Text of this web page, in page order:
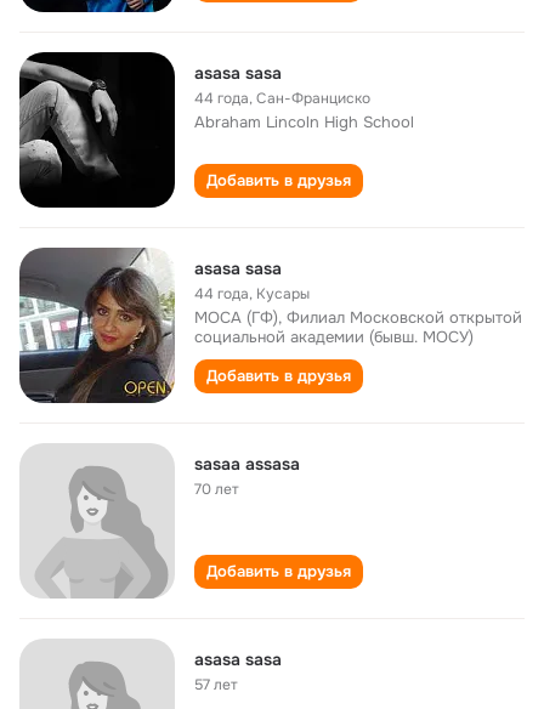
asasa sasa
44 года,Сан-Франциско
Abraham Lincoln High School
Добавить в друзья
asasa sasa
44 года, Кусары
МОСА (ГФ), Филиал Московской открытой
социальной академии (бывш. МОСУ)
Добавить в друзья
sasaa assasa
70 лет
Добавить в друзья
asasa sasa
57 лет